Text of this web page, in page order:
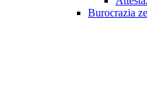
Burocrazia